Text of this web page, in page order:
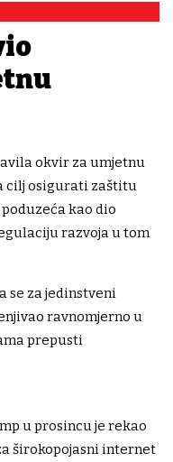
okvir za umjetnu
cilj osigurati zaštitu
kao dio
razvoja u tom
se za jedinstveni
ravnomjerno u
prepusti
u prosincu je rekao
širokopojasni internet